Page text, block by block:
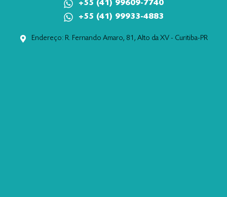
+55 (41) 99609-7740
+55 (41) 99933-4883
Endereço: R. Fernando Amaro, 81, Alto da XV - Curitiba-PR